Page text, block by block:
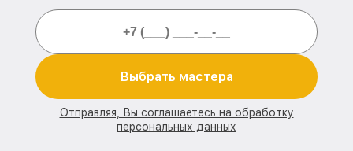
Выбрать мастера
Отправляя, Вы соглашаетесь на обработку
персональных данных